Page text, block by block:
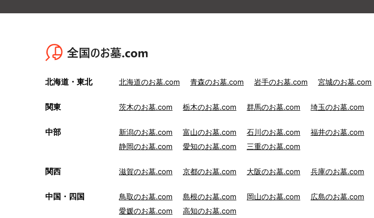
北海道・東北 北海道のお墓.com 青森のお墓.com 岩手のお墓.com 宮城のお墓.com
関東 茨木のお墓.com 栃木のお墓.com 群馬のお墓.com 埼玉のお墓.com
中部 新潟のお墓.com 富山のお墓.com 石川のお墓.com 福井のお墓.com
静岡のお墓.com
愛知のお墓.com 三重のお墓.com
関西 滋賀のお墓.com 京都のお墓.com 大阪のお墓.com 兵庫のお墓.com
中国・四国 鳥取のお墓.com 島根のお墓.com 岡山のお墓.com 広島のお墓.com
愛媛のお墓.com
高知のお墓.com